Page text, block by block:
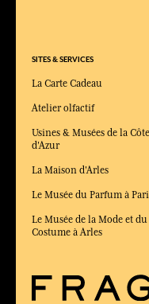
SITES & SERVICES
La Carte Cadeau
Atelier olfactif
Usines & Musées de la Côte
d'Azur
La Maison d'Arles
Le Musée du Parfum à
Le Musée de la Mode et du
Costume à Arles